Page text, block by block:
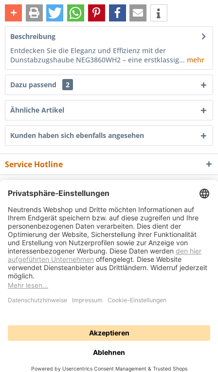
Beschreibung
Entdecken Sie die Eleganz und Effizienz mit der
Dunstabzugshaube NEG3860WH2 – eine erstklassig... mehr
Dazu passend 2
Ähnliche Artikel
Kunden haben sich ebenfalls angesehen
Service Hotline
Informationen
Newsletter
* Alle Preise inkl. gesetzl. Mehrwertsteuer zzgl.Versandkostenund ggf.
Nachnahmegebühren, wenn nicht anders beschrieben
Bedienungsanleitungen
Kontakt
Vertrag widerrufen
Datenschutz
AGB
Impressum